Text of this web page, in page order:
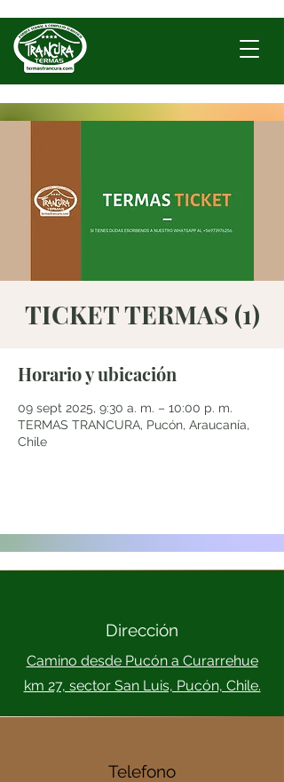
TICKET TERMAS (1)
Horario y ubicación
09 sept 2025, 9:30 a. m. – 10:00 p. m.
TERMAS TRANCURA, Pucón, Araucanía,
Chile
Dirección
Camino desde Pucón a Curarrehue
km 27, sector San Luis, Pucón, Chile.
Telefono